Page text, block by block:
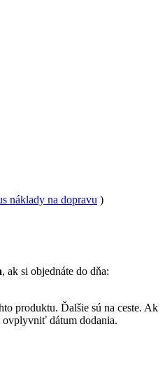
náklady na dopravu )
, ak si objednáte do dňa:
produktu. Ďalšie sú na ceste. Ak
ovplyvniť dátum dodania.